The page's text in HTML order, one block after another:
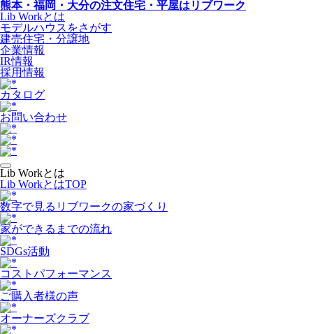
熊本・福岡・大分の注文住宅・平屋はリブワーク
Lib Workとは
モデルハウスをさがす
建売住宅・分譲地
企業情報
IR情報
採用情報
カタログ
お問い合わせ
Lib Workとは
Lib WorkとはTOP
数字で⾒るリブワークの家づくり
家ができるまでの流れ
SDGs活動
コストパフォーマンス
ご購入者様の声
オーナーズクラブ